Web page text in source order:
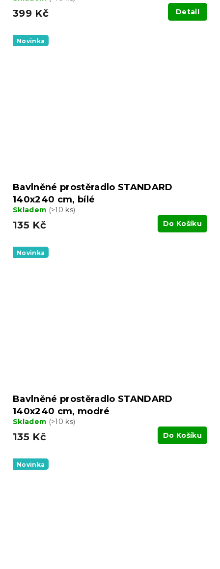
399 Kč Detail
Novinka
Bavlněné prostěradlo STANDARD
140x240 cm, bílé
Skladem (>10 ks)
135 Kč Do Košíku
Novinka
Bavlněné prostěradlo STANDARD
140x240 cm, modré
Skladem (>10 ks)
135 Kč Do Košíku
Novinka